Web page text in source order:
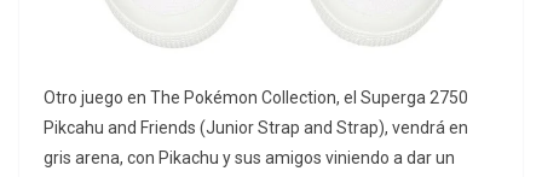
Otro juego en The Pokémon Collection, el Superga 2750
Pikcahu and Friends (Junior Strap and Strap), vendrá en
gris arena, con Pikachu y sus amigos viniendo a dar un